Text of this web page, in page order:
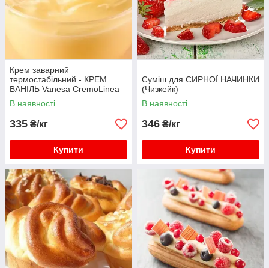
Крем заварний
термостабільний - КРЕМ
ВАНІЛЬ Vanesa CremoLinea
В наявності
335 ₴/кг
Купити
Суміш для СИРНОЇ НАЧИНКИ
(Чизкейк)
В наявності
346 ₴/кг
Купити